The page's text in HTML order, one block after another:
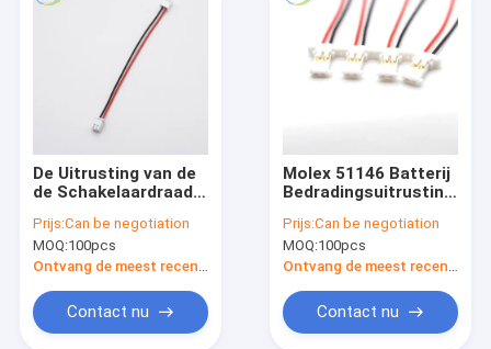
De Uitrusting van de
de Schakelaardraad
XH2.5mm
Prijs:Can be negotiation
MOQ:100pcs
Ontvang de meest recente Prijs
Contact nu
Molex 51146 Batterij
Bedradingsuitrusting
Elektronische kring
Prijs:Can be negotiation
MOQ:100pcs
Ontvang de meest recente Prijs
Contact nu